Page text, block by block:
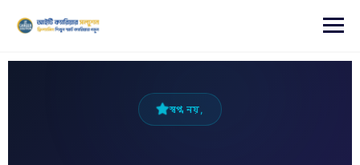
স্বপ্ন নয়,